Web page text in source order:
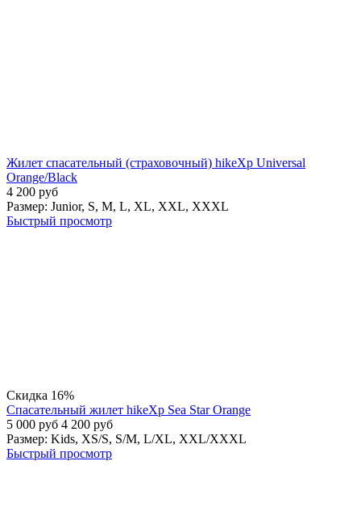
Жилет спасательный (страховочный) hikeXp Universal
Orange/Black
4 200 руб
Размер: Junior, S, M, L, XL, XXL, XXXL
Быстрый просмотр
Скидка 16%
Спасательный жилет hikeXp Sea Star Orange
5 000 руб 4 200 руб
Размер: Kids, XS/S, S/M, L/XL, XXL/XXXL
Быстрый просмотр